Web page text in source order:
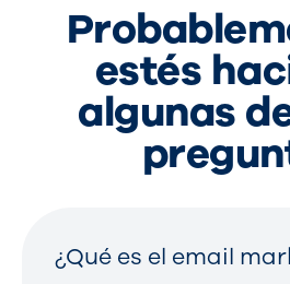
estés
algunas
¿Qué es el email